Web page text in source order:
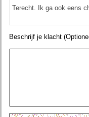
Terecht. Ik ga ook eens
Beschrijf je klacht